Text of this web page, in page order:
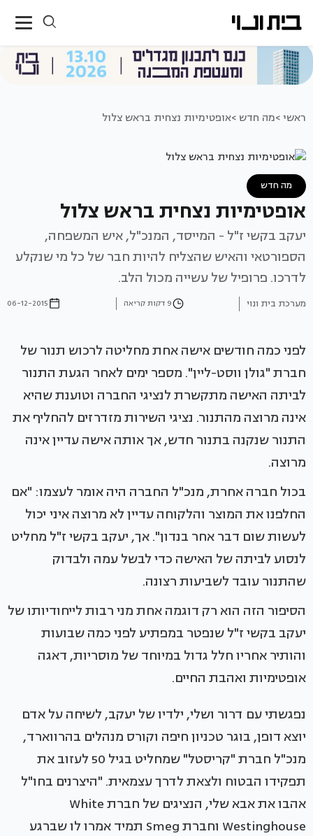
ראשי >מה חדש >אופטימיות נצחית בראש צלול
מה חדש
אופטימיות נצחית בראש צלול
יעקב בקשי ז"ל - המייסד, המנכ"ל, איש המשפחה,
הספורטאי והאיש שהצליח להיות חבר של כל מי שנקלע
לדרכו. פרופיל של עשייה מכול הלב.
מערכת בית ונוי 9 דקות קריאה 06-12-2015
לפני כמה חודשים אישה אחת מחליטה לרכוש תנור של
חברת "גולן ווסט-ליין". מספר ימים לאחר הגעת התנור
לביתה האישה מתקשרת לנציגי החברה וטוענת שהיא
אינה מרוצה מהתנור. נציגי השירות מזדרזים להחליף את
התנור שנקנה בתנור חדש, אך אותה אישה עדיין אינה
מרוצה.
בכול חברה אחרת, מנכ"ל החברה היה אומר לעצמו: "אם
החלפנו את המוצר והלקוחה עדיין לא מרוצה איני יכול
לעשות שום דבר אחר בנדון". אך, יעקב בקשי ז"ל מחליט
לנסוע לביתה של האישה כדי לבשל עמה ולבדוק
שהתנור עובד לשביעות רצונה.
הסיפור הזה הוא רק דוגמה אחת מני רבות לייחודיותו של
יעקב בקשי ז"ל שנפטר במפתיע לפני כמה שבועות
והותיר אחריו חלל גדול במיוחד של מוסריות, דאגה
אופטימיות ואהבת החיים.
נפגשתי עם דרור ושלי, ילדיו של יעקב, לשיחה על אדם
יוצא דופן, בוגר טכניון חיפה וקורס מנהלים בהרווארד,
מנכ"ל חברת "קריסטל" שמחליט בגיל 50 לעזוב את
תפקידו הבטוח ולצאת לדרך עצמאית. "היצרנים בחו"ל
אהבו את אבא שלי, הנציגים של חברת White
Westinghouse וחברת Smeg תמיד אמרו לו שברגע